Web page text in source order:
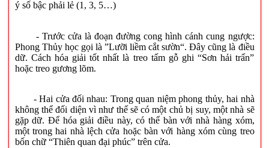
ý số bậc phải lẻ (1, 3, 5…)
- Trước cửa là đoạn đường cong hình cánh cung ngược:
Phong Thủy học gọi là ”Lưỡi liềm cắt sườn“. Đây cũng là điều
dữ. Cách hóa giải tốt nhất là treo tấm gỗ ghi “Sơn hải trấn”
hoặc treo gương lõm.
- Hai cửa đối nhau: Trong quan niệm phong thủy, hai nhà
không thể đối diện vì như thế sẽ có một chủ bị suy, một nhà sẽ
gặp dữ. Để hóa giải điều này, có thể bàn với nhà hàng xóm,
một trong hai nhà lệch cửa hoặc bàn với hàng xóm cùng treo
bốn chữ “Thiên quan đại phúc” trên cửa.